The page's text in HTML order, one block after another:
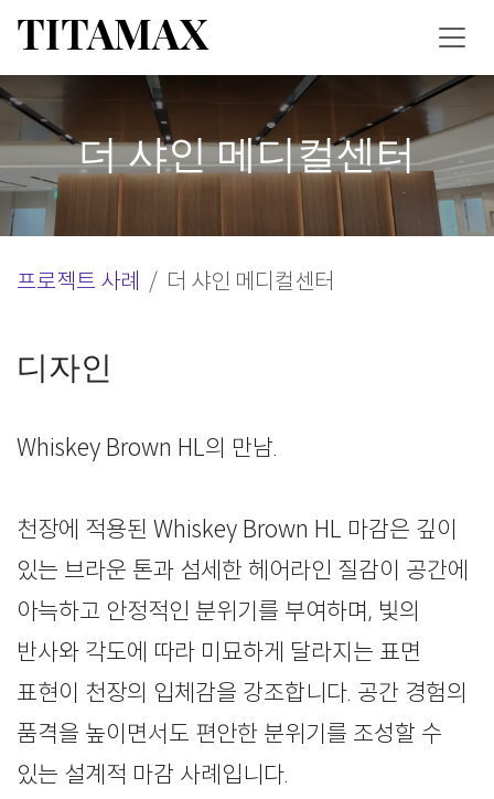
콘텐츠로 건너뛰기
TITAMAX
더 샤인 메디컬센터
프로젝트 사례 더 샤인 메디컬센터
디자인
Whiskey Brown HL의 만남.
천장에 적용된 Whiskey Brown HL 마감은 깊이
있는 브라운 톤과 섬세한 헤어라인 질감이 공간에
아늑하고 안정적인 분위기를 부여하며, 빛의
반사와 각도에 따라 미묘하게 달라지는 표면
표현이 천장의 입체감을 강조합니다. 공간 경험의
품격을 높이면서도 편안한 분위기를 조성할 수
있는 설계적 마감 사례입니다.